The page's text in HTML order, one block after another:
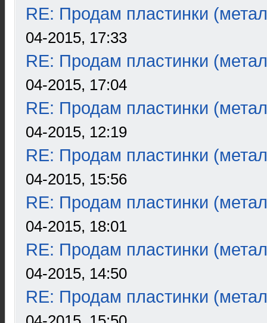
RE: Продам пластинки
04-2015, 17:33
RE: Продам пластинки
04-2015, 17:04
RE: Продам пластинки
04-2015, 12:19
RE: Продам пластинки
04-2015, 15:56
RE: Продам пластинки
04-2015, 18:01
RE: Продам пластинки
04-2015, 14:50
RE: Продам пластинки